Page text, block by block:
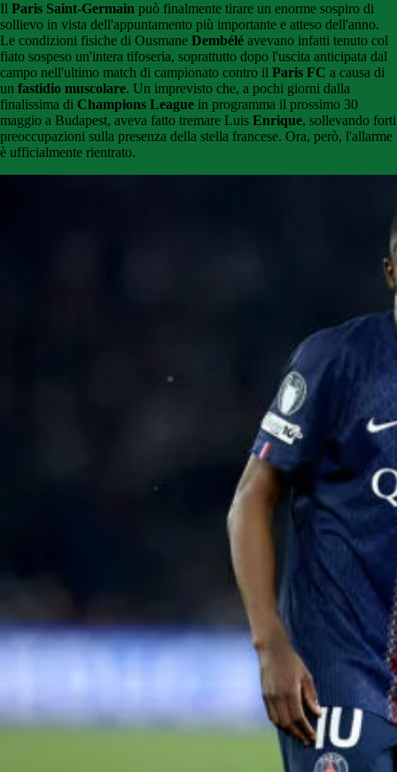
Il Paris Saint-Germain può finalmente tirare un enorme sospiro di
sollievo in vista dell'appuntamento più importante e atteso dell'anno.
Le condizioni fisiche di Ousmane Dembélé avevano infatti tenuto col
fiato sospeso un'intera tifoseria, soprattutto dopo l'uscita anticipata dal
campo nell'ultimo match di campionato contro il Paris FC a causa di
un fastidio muscolare. Un imprevisto che, a pochi giorni dalla
finalissima di Champions League in programma il prossimo 30
maggio a Budapest, aveva fatto tremare Luis Enrique, sollevando forti
preoccupazioni sulla presenza della stella francese. Ora, però, l'allarme
è ufficialmente rientrato.